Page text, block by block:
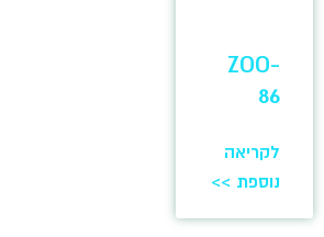
ZOO-
86
לקריאה
נוספת >>